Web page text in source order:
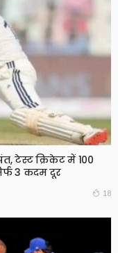
टेस्ट क्रिकेट में 100
3 कदम दूर
18